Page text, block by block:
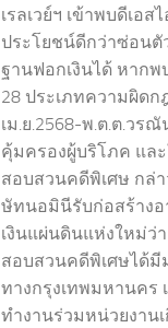
เรลเวย์ฯ เข้าพบดีเอ
ประโยชน์ดีกว่าซ่อนตั
ฐานฟอกเงินได้ หาก
28 ประเภทความผิดก
เม.ย.2568-พ.ต.ต.วร
คุ้มครองผู้บริโภค แล
สอบสวนคดีพิเศษ กล่
ษัทนอมินีรับก่อสร้างอ
เงินแผ่นดินแห่งใหม่
สอบสวนคดีพิเศษได้
ทางกรุงเทพมหานคร
ทำงานร่วมหน่วยงาน